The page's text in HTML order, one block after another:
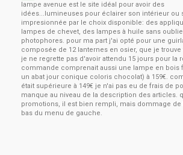
lampe avenue est le site idéal pour avoir des
idées...lumineuses pour éclairer son intérieur ou
impresionnée par le choix disponible: des
lampes de chevet, des lampes à huile sans
photophores. pour ma part j'ai opté pour une
composée de 12 lanternes en osier, que je
je ne regrette pas d'avoir attendu 15 jours pour la
commande comprenait aussi une lampe en bois
un abat jour conique coloris chocolat) à 159€.
était supérieure à 149€ je n'ai pas eu de frais de
manque au niveau de la description des articles.
promotions, il est bien rempli, mais dommage de
bas du menu de gauche.